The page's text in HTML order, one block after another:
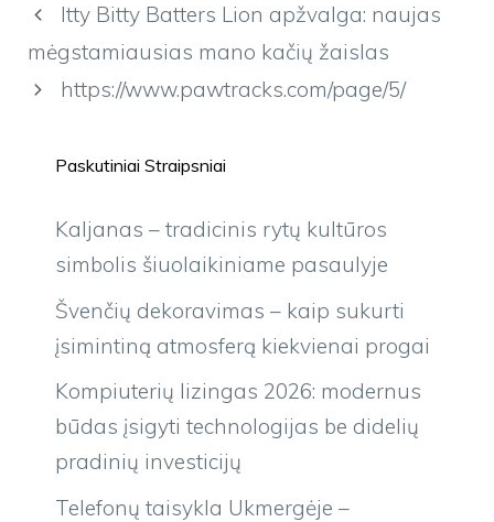
Itty Bitty Batters Lion apžvalga: naujas
mėgstamiausias mano kačių žaislas
https://www.pawtracks.com/page/5/
Paskutiniai Straipsniai
Kaljanas – tradicinis rytų kultūros
simbolis šiuolaikiniame pasaulyje
Švenčių dekoravimas – kaip sukurti
įsimintiną atmosferą kiekvienai progai
Kompiuterių lizingas 2026: modernus
būdas įsigyti technologijas be didelių
pradinių investicijų
Telefonų taisykla Ukmergėje –